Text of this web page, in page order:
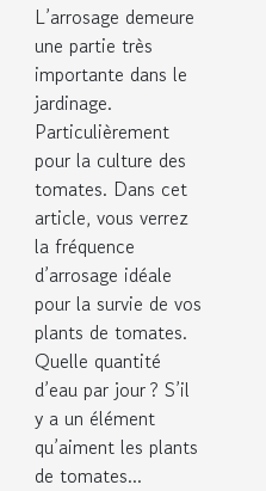
L’arrosage demeure
une partie très
importante dans le
jardinage.
Particulièrement
pour la culture des
tomates. Dans cet
article, vous verrez
la fréquence
d’arrosage idéale
pour la survie de vos
plants de tomates.
Quelle quantité
d’eau par jour ? S’il
y a un élément
qu’aiment les plants
de tomates...